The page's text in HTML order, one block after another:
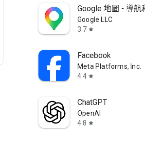
Google 地圖 - 導航
Google LLC
3.7 star
Facebook
Meta Platforms, Inc.
4.4 star
ChatGPT
OpenAI
4.8 star